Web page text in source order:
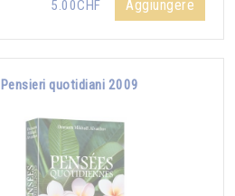
5.00CHF Aggiungere
Pensieri quotidiani 2009